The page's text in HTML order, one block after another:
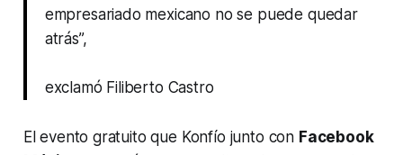
empresariado mexicano no se puede quedar
atrás”,
exclamó Filiberto Castro
El evento gratuito que Konfío junto con Facebook